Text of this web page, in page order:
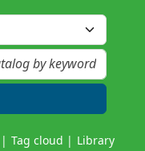
Tag cloud Library